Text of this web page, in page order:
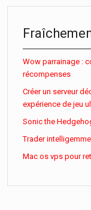
Wow parrainage :
récompenses
Créer un serveur
expérience de jeu
Sonic the
Trader
Mac os vps pour